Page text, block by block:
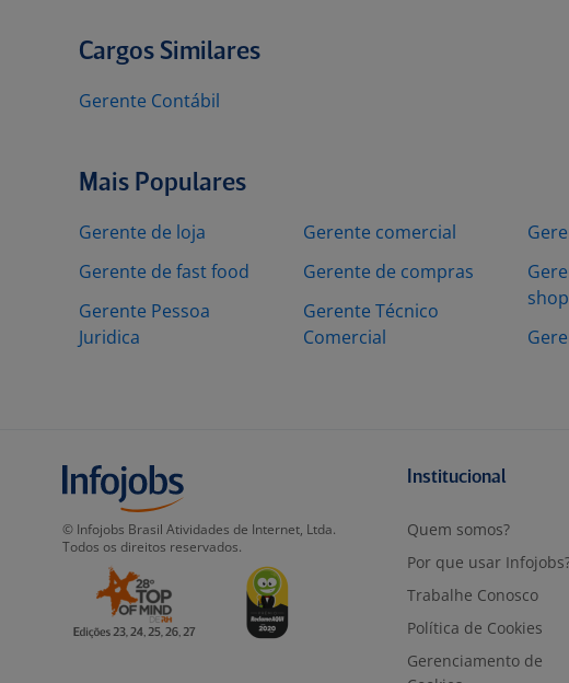
Cargos Similares
Gerente Contábil
Mais Populares
Gerente de loja
Gerente de fast food
Gerente Pessoa
Juridica
Gerente comercial
Gerente de compras
Gerente Técnico
Comercial
© Infojobs Brasil Atividades de Internet, Ltda.
Todos os direitos reservados.
Institucional
Quem somos?
Por que usar
Trabalhe Conosco
Política de Cookies
Gerenciamento de